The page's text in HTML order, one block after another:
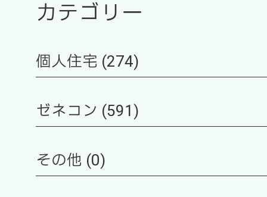
カテゴリー
個人住宅 (274)
ゼネコン (591)
その他 (0)